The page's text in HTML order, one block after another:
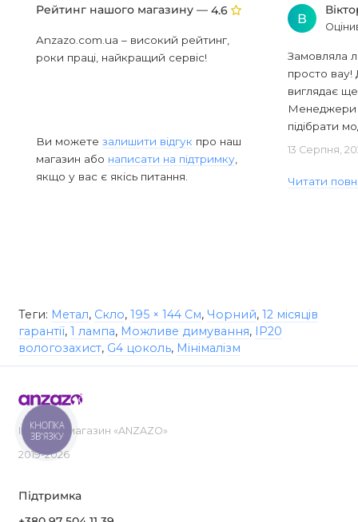
Рейтинг нашого магазину — 4.6
Anzazo.com.ua – високий рейтинг,
роки праці, найкращий сервіс!
Ви можете залишити відгук про наш
магазин або написати на підтримку,
якщо у вас є якісь питання.
В
Замовляла
просто вау!
виглядає
Менеджери
підібрати
13 Серпня,
Читати
Теги: Метал, Скло, 195 × 144 См, Чорний, 12 місяців
гарантії, 1 лампа, Можливе димування, IP20
вологозахист, G4 цоколь, Мінімалізм
Інтернет-магазин «ANZAZO»
2019-2026
Підтримка
КНОПКА
ЗВ'ЯЗКУ